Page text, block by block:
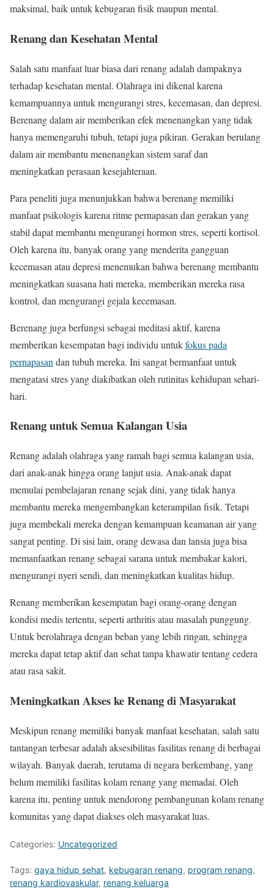
maksimal, baik untuk kebugaran fisik maupun mental.
Renang dan Kesehatan Mental
Salah satu manfaat luar biasa dari renang adalah dampaknya
terhadap kesehatan mental. Olahraga ini dikenal karena
kemampuannya untuk mengurangi stres, kecemasan, dan depresi.
Berenang dalam air memberikan efek menenangkan yang tidak
hanya memengaruhi tubuh, tetapi juga pikiran. Gerakan berulang
dalam air membantu menenangkan sistem saraf dan
meningkatkan perasaan kesejahteraan.
Para peneliti juga menunjukkan bahwa berenang memiliki
manfaat psikologis karena ritme pernapasan dan gerakan yang
stabil dapat membantu mengurangi hormon stres, seperti kortisol.
Oleh karena itu, banyak orang yang menderita gangguan
kecemasan atau depresi menemukan bahwa berenang membantu
meningkatkan suasana hati mereka, memberikan mereka rasa
kontrol, dan mengurangi gejala kecemasan.
Berenang juga berfungsi sebagai meditasi aktif, karena
memberikan kesempatan bagi individu untukfokus pada
pernapasan dan tubuh mereka. Ini sangat bermanfaat untuk
mengatasi stres yang diakibatkan oleh rutinitas kehidupan sehari-
hari.
Renang untuk Semua Kalangan Usia
Renang adalah olahraga yang ramah bagi semua kalangan usia,
dari anak-anak hingga orang lanjut usia. Anak-anak dapat
memulai pembelajaran renang sejak dini, yang tidak hanya
membantu mereka mengembangkan keterampilan fisik. Tetapi
juga membekali mereka dengan kemampuan keamanan air yang
sangat penting. Di sisi lain, orang dewasa dan lansia juga bisa
memanfaatkan renang sebagai sarana untuk membakar kalori,
mengurangi nyeri sendi, dan meningkatkan kualitas hidup.
Renang memberikan kesempatan bagi orang-orang dengan
kondisi medis tertentu, seperti arthritis atau masalah punggung.
Untuk berolahraga dengan beban yang lebih ringan, sehingga
mereka dapat tetap aktif dan sehat tanpa khawatir tentang cedera
atau rasa sakit.
Meningkatkan Akses ke Renang di Masyarakat
Meskipun renang memiliki banyak manfaat kesehatan, salah satu
tantangan terbesar adalah aksesibilitas fasilitas renang di berbagai
wilayah. Banyak daerah, terutama di negara berkembang, yang
belum memiliki fasilitas kolam renang yang memadai. Oleh
karena itu, penting untuk mendorong pembangunan kolam renang
komunitas yang dapat diakses oleh masyarakat luas.
Categories: Uncategorized
Tags: gaya hidup sehat, kebugaran renang, program renang,
renang kardiovaskular, renang keluarga